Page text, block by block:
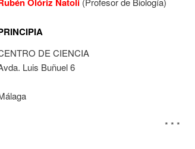
DE CIENCIA
Luis Buñuel 6
* * *